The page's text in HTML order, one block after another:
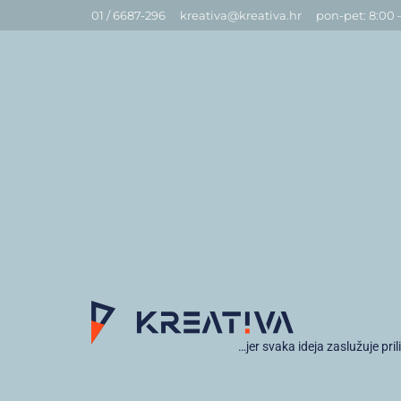
01 / 6687-296 kreativa@kreativa.hr pon-pet: 8:00
…jer svaka ideja zaslužuje